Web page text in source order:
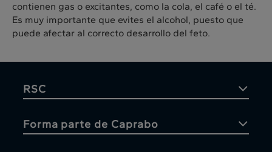
contienen gas o excitantes, como la cola, el café o el té.
Es muy importante que evites el alcohol, puesto que
puede afectar al correcto desarrollo del feto.
RSC
Forma parte de Caprabo